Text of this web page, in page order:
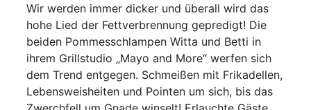
Wir werden immer dicker und überall wird das
hohe Lied der Fettverbrennung gepredigt! Die
beiden Pommesschlampen Witta und Betti in
ihrem Grillstudio „Mayo and More“ werfen sich
dem Trend entgegen. Schmeißen mit Frikadellen,
Lebensweisheiten und Pointen um sich, bis das